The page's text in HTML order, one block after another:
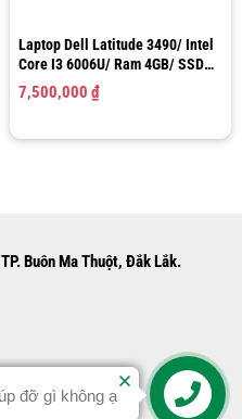
Laptop Dell Latitude 3490/ Intel
Core I3 6006U/ Ram 4GB/ SSD
128GB/ HD Graphics 520/ LCD
14.0″ HD
7,500,000 ₫
Buôn Ma Thuột, Đắk Lắk.
Contact
đỡ gì không ạ